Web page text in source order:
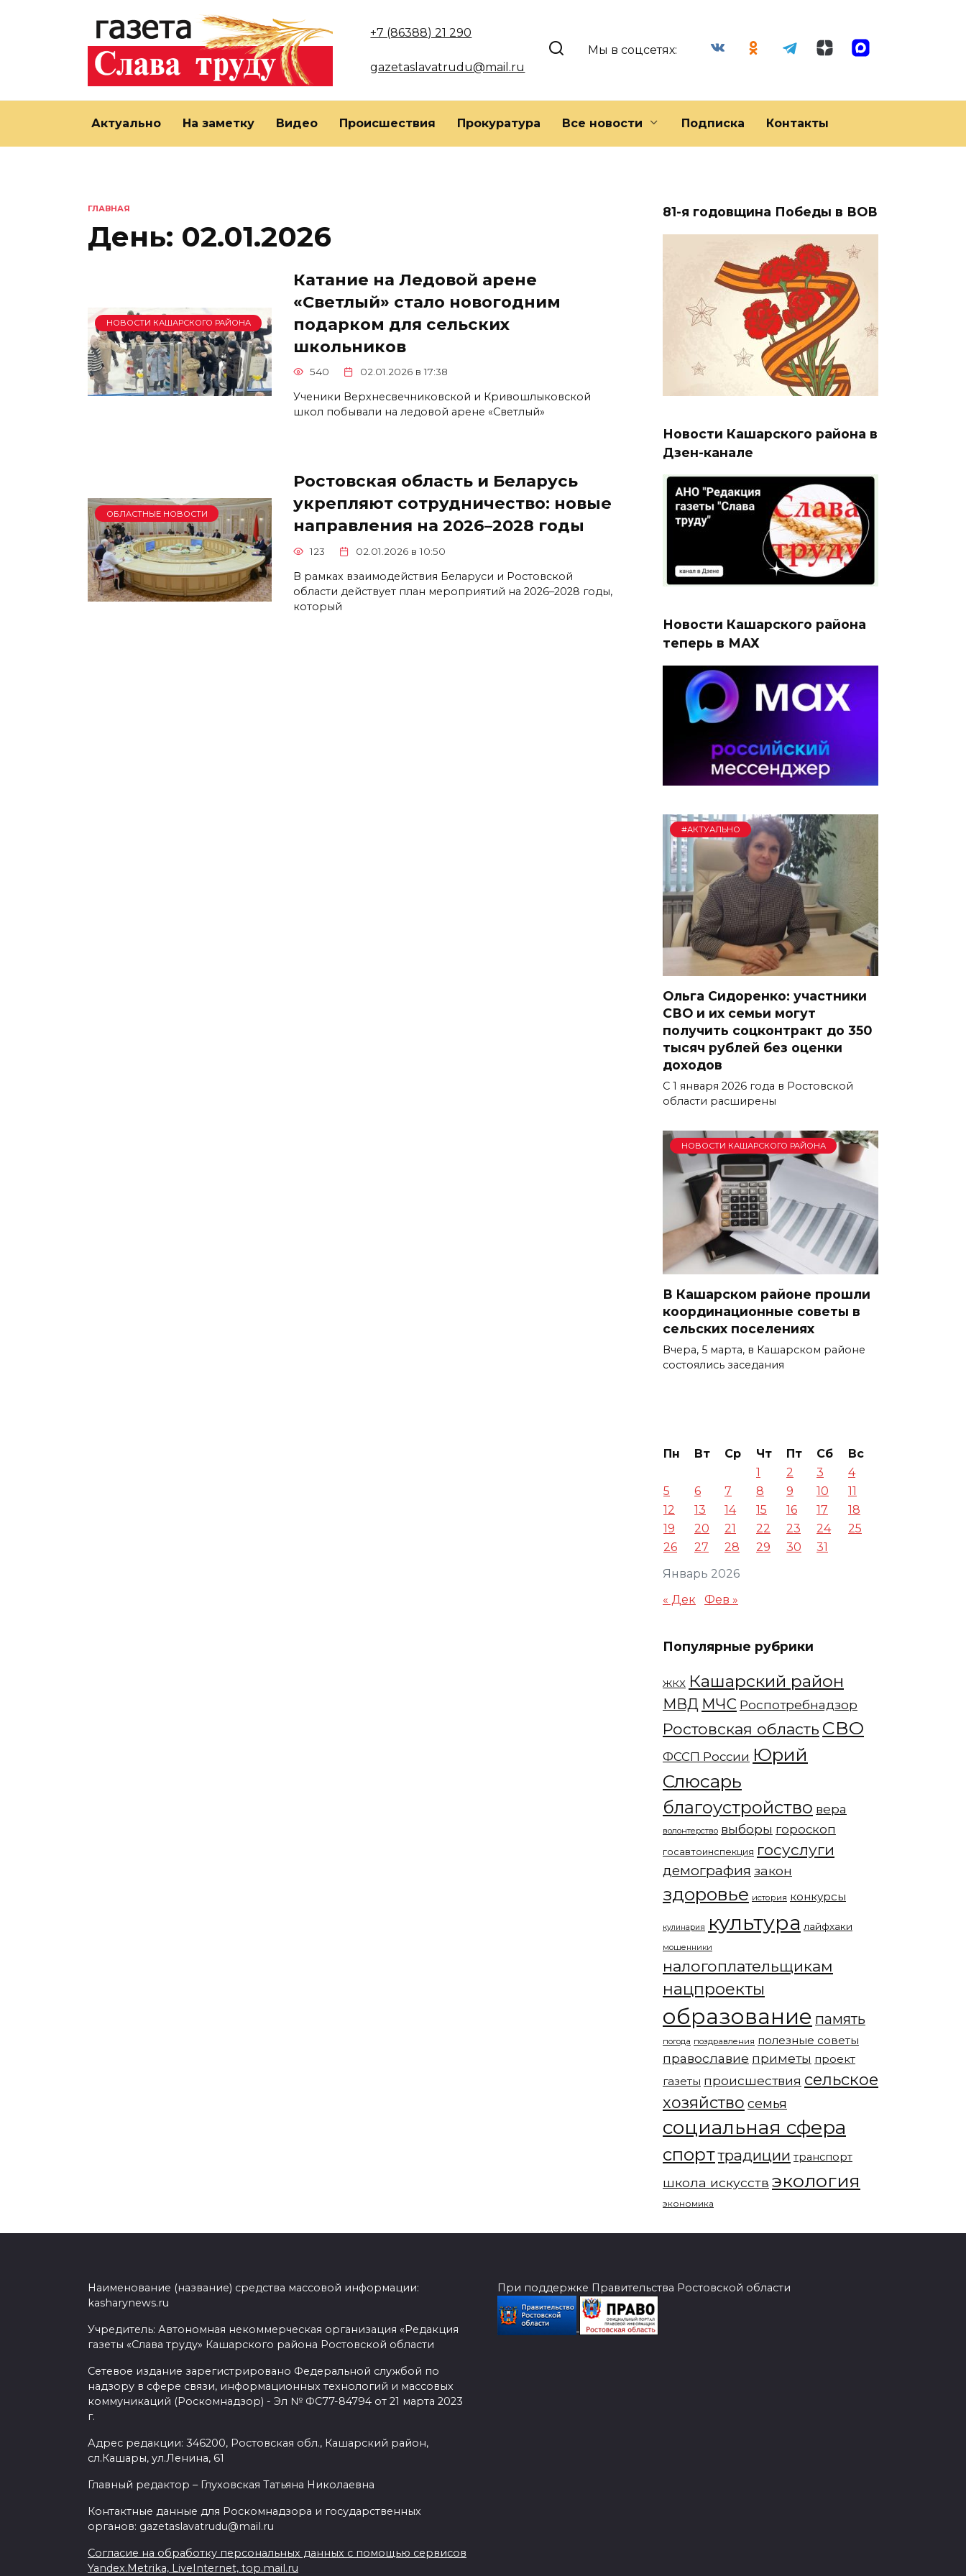
+7 (86388) 21 290
gazetaslavatrudu@mail.ru
Мы в соцсетях:
Актуально На заметку Видео Происшествия Прокуратура Все новости Подписка Контакты
ГЛАВНАЯ
День: 02.01.2026
НОВОСТИ КАШАРСКОГО РАЙОНА
Катание на Ледовой арене
«Светлый» стало новогодним
подарком для сельских
школьников
540 02.01.2026 в 17:38
Ученики Верхнесвечниковской и Кривошлыковской
школ побывали на ледовой арене «Светлый»
ОБЛАСТНЫЕ НОВОСТИ
Ростовская область и Беларусь
укрепляют сотрудничество: новые
направления на 2026–2028 годы
123 02.01.2026 в 10:50
В рамках взаимодействия Беларуси и Ростовской
области действует план мероприятий на 2026–2028 годы,
который
81-я годовщина Победы в ВОВ
Новости Кашарского района в
Дзен-канале
Новости Кашарского района
теперь в МАХ
#АКТУАЛЬНО
Ольга Сидоренко: участники
СВО и их семьи могут
получить соцконтракт до 350
тысяч рублей без оценки
доходов
С 1 января 2026 года в Ростовской
области расширены
НОВОСТИ КАШАРСКОГО РАЙОНА
В Кашарском районе прошли
координационные советы в
сельских поселениях
Вчера, 5 марта, в Кашарском районе
состоялись заседания
Январь 2026
Пн Вт Ср Чт Пт Сб
Вс
1
2 3
4
5
6 7 8 9 10
11
12
13 14 15 16 17
18
19
20 21 22 23 24
25
26
27 28 29 30 31
« Дек Фев »
Популярные рубрики
ЖКХ Кашарский район
МВД МЧС Роспотребнадзор
Ростовская область СВО
ФССП России Юрий
Слюсарь
благоустройство вера
волонтерство выборы гороскоп
госавтоинспекция госуслуги
демография закон
здоровье история конкурсы
кулинария культура лайфхаки
мошенники
налогоплательщикам
нацпроекты
образование память
погода поздравления полезные советы
православие приметы проект
газеты происшествия сельское
хозяйство семья
социальная сфера
спорттрадиции транспорт
школа искусств экология
экономика
Наименование (название) средства массовой информации:
kasharynews.ru
Учредитель: Автономная некоммерческая организация «Редакция
газеты «Слава труду» Кашарского района Ростовской области
Сетевое издание зарегистрировано Федеральной службой по
надзору в сфере связи, информационных технологий и массовых
коммуникаций (Роскомнадзор) - Эл № ФС77-84794 от 21 марта 2023
г.
Адрес редакции: 346200, Ростовская обл., Кашарский район,
сл.Кашары, ул.Ленина, 61
Главный редактор – Глуховская Татьяна Николаевна
Контактные данные для Роскомнадзора и государственных
органов: gazetaslavatrudu@mail.ru
Согласие на обработку персональных данных с помощью сервисов
Yandex.Metrika, LiveInternet, top.mail.ru
При поддержке Правительства Ростовской области